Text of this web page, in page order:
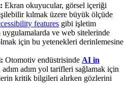
Ekran okuyucular, görsel içeriği
kılmak üzere büyük ölçüde
features gibi işletim
uygulamalarda ve web sitelerinde
için bu yetenekleri derinlemesine
Otomotiv endüstrisinde AI in
adım yol tarifleri sağlamak için
kritik bilgileri alırken gözlerini